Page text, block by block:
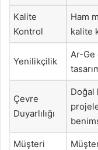
Kalite
Kontrol
Ham
kalite
Yenilikçilik
Ar-Ge
Çevre
Duyarlılığı
Doğal
Müşteri